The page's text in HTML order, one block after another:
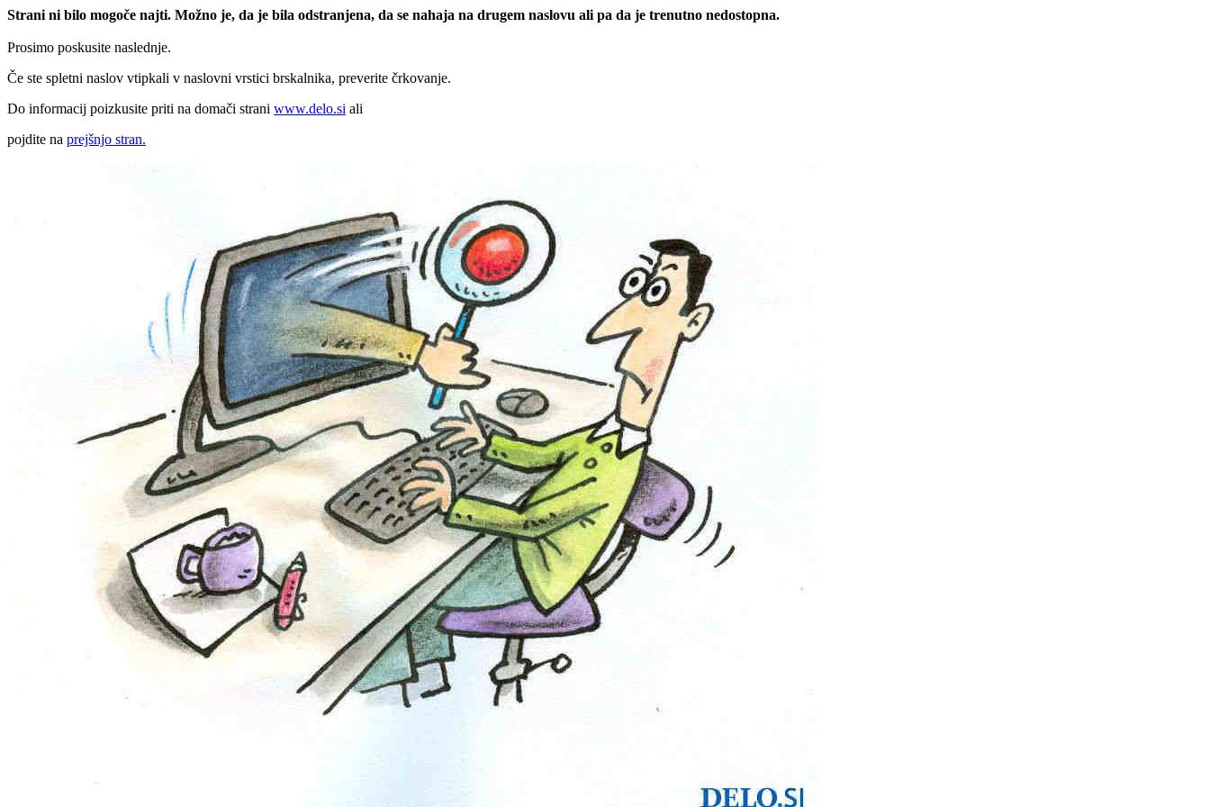
Strani ni bilo mogoče najti. Možno je, da je bila odstranjena, da se nahaja na drugem naslovu ali pa da je trenutno nedostopna.
Prosimo poskusite naslednje.
Če ste spletni naslov vtipkali v naslovni vrstici brskalnika, preverite črkovanje.
Do informacij poizkusite priti na domači strani www.delo.si ali
pojdite na prejšnjo stran.